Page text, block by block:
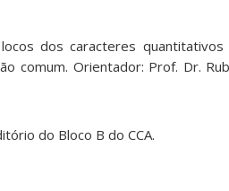
dos caracteres quantitativos
comum. Orientador: Prof. Dr.
do Bloco B do CCA.